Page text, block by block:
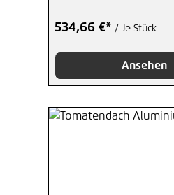
534,66 €* / Je Stück
Ansehen